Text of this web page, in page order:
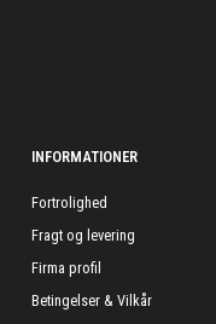
INFORMATIONER
Fortrolighed
Fragt og levering
Firma profil
Betingelser & Vilkår